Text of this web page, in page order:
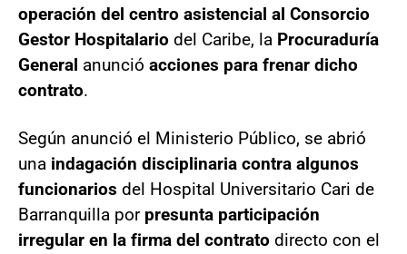
operación del centro asistencial al Consorcio
Gestor Hospitalario del Caribe, la Procuraduría
General anunció acciones para frenar dicho
contrato.
Según anunció el Ministerio Público, se abrió
una indagación disciplinaria contra algunos
funcionarios del Hospital Universitario Cari de
Barranquilla por presunta participación
irregular en la firma del contrato directo con el